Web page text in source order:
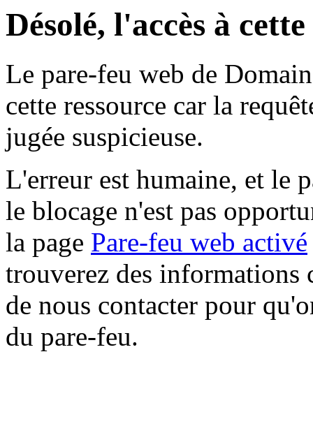
Désolé, l'accès à
Le pare-feu web de
cette ressource car la
jugée suspicieuse.
L'erreur est humaine, et le
le blocage n'est pas
la page Pare-feu web activé
trouverez des informations
de nous contacter pour
du pare-feu.